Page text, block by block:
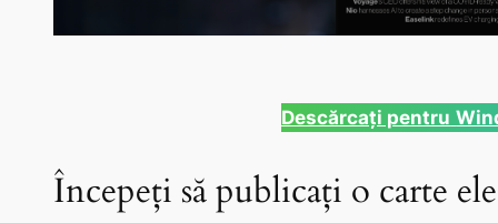
Descărcați pentru
Începeți să publicați o carte